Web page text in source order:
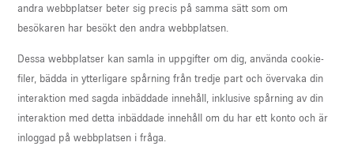
andra webbplatser beter sig precis på samma sätt som om
besökaren har besökt den andra webbplatsen.
Dessa webbplatser kan samla in uppgifter om dig, använda cookie-
filer, bädda in ytterligare spårning från tredje part och övervaka din
interaktion med sagda inbäddade innehåll, inklusive spårning av din
interaktion med detta inbäddade innehåll om du har ett konto och är
inloggad på webbplatsen i fråga.